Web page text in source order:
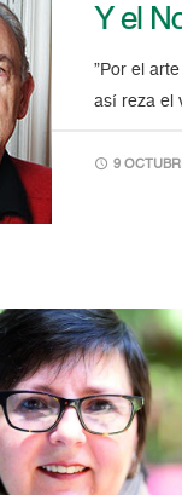
Y el
”Por el
así reza el
9